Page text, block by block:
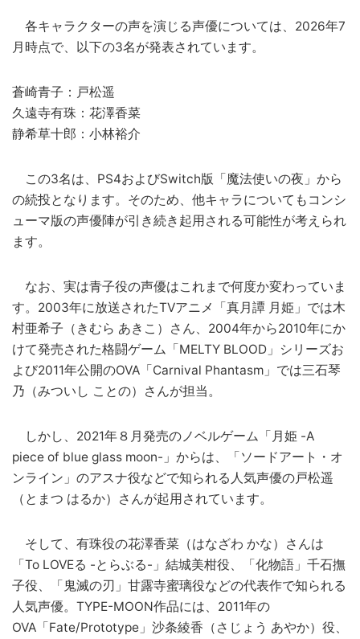
各キャラクターの声を演じる声優については、2026年7
月時点で、以下の3名が発表されています。
蒼崎青子：戸松遥
久遠寺有珠：花澤香菜
静希草十郎：小林裕介
この3名は、PS4およびSwitch版「魔法使いの夜」から
の続投となります。そのため、他キャラについてもコンシ
ューマ版の声優陣が引き続き起用される可能性が考えられ
ます。
なお、実は青子役の声優はこれまで何度か変わっていま
す。2003年に放送されたTVアニメ「真月譚 月姫」では木
村亜希子（きむら あきこ）さん、2004年から2010年にか
けて発売された格闘ゲーム「MELTY BLOOD」シリーズお
よび2011年公開のOVA「Carnival Phantasm」では三石琴
乃（みついし ことの）さんが担当。
しかし、2021年８月発売のノベルゲーム「月姫 -A
piece of blue glass moon-」からは、「ソードアート・オ
ンライン」のアスナ役などで知られる人気声優の戸松遥
（とまつ はるか）さんが起用されています。
そして、有珠役の花澤香菜（はなざわ かな）さんは
「To LOVEる -とらぶる-」結城美柑役、「化物語」千石撫
子役、「鬼滅の刃」甘露寺蜜璃役などの代表作で知られる
人気声優。TYPE-MOON作品には、2011年の
OVA「Fate/Prototype」沙条綾香（さじょう あやか）役、